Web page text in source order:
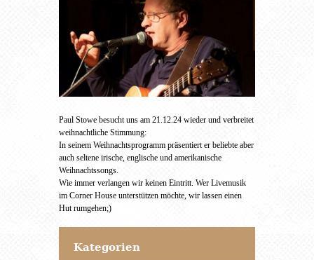
Paul Stowe besucht uns am 21.12.24 wieder und verbreitet
weihnachtliche Stimmung:
In seinem Weihnachtsprogramm präsentiert er beliebte aber
auch seltene irische, englische und amerikanische
Weihnachtssongs.
Wie immer verlangen wir keinen Eintritt. Wer Livemusik
im Corner House unterstützen möchte, wir lassen einen
Hut rumgehen;)
Kategorien